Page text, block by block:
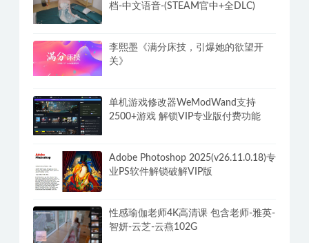
档-中文语音-(STEAM官中+全DLC)
李熙墨《满分床技，引爆她的欲望开
关》
单机游戏修改器WeModWand支持
2500+游戏 解锁VIP专业版付费功能
Adobe Photoshop 2025(v26.11.0.18)专
业PS软件解锁破解VIP版
性感瑜伽老师4K高清课 包含老师-雅英-
智妍-云芝-云燕102G